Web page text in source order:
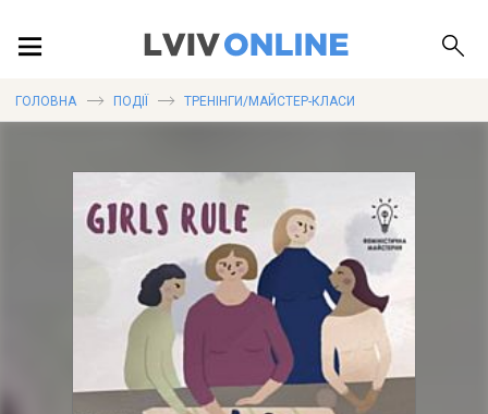
ПУБЛІКАЦІЇ
ДОВІДКА
ГОЛОВНА ПОДІЇ ТРЕНІНГИ/МАЙСТЕР-КЛАСИ